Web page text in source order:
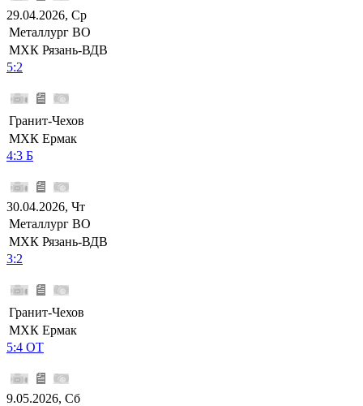
29.04.2026, Ср
Металлург ВО
МХК Рязань-ВДВ
5:2
Гранит-Чехов
МХК Ермак
4:3 Б
30.04.2026, Чт
Металлург ВО
МХК Рязань-ВДВ
3:2
Гранит-Чехов
МХК Ермак
5:4 ОТ
9.05.2026, Сб